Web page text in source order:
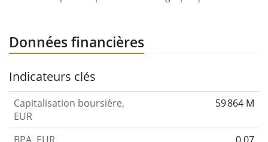
Données financières
Indicateurs clés
Capitalisation boursière,
EUR
59 864 M